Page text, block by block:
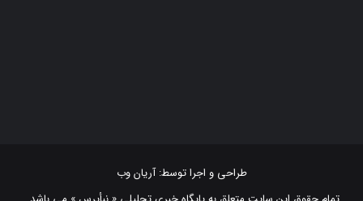
تمام حقوق این سایت متعلق به پایگاه خبری تحلیلی « نبأپرس » می باشد .